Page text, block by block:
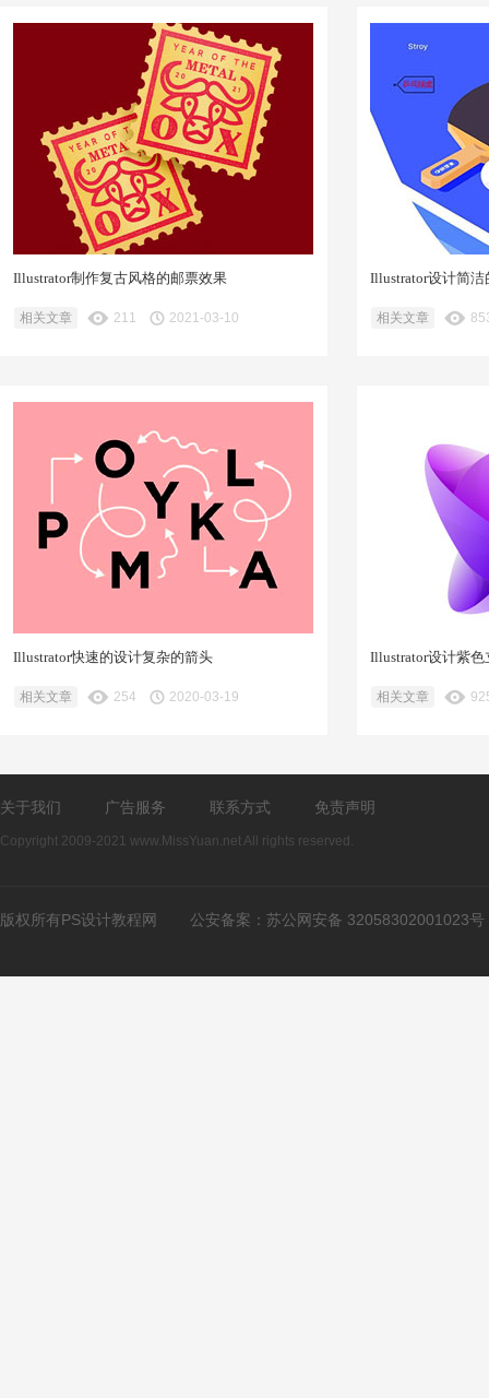
Illustrator制作复古风格的邮票效果
相关文章 211 2021-03-10
Illustrator设计简
相关文章
Illustrator快速的设计复杂的箭头
相关文章 254 2020-03-19
Illustrator设计紫色
相关文章
关于我们 广告服务 联系方式 免责声明
Copyright 2009-2021 www.MissYuan.net All rights reserved.
版权所有PS设计教程网 公安备案： 苏公网安备 32058302001023号